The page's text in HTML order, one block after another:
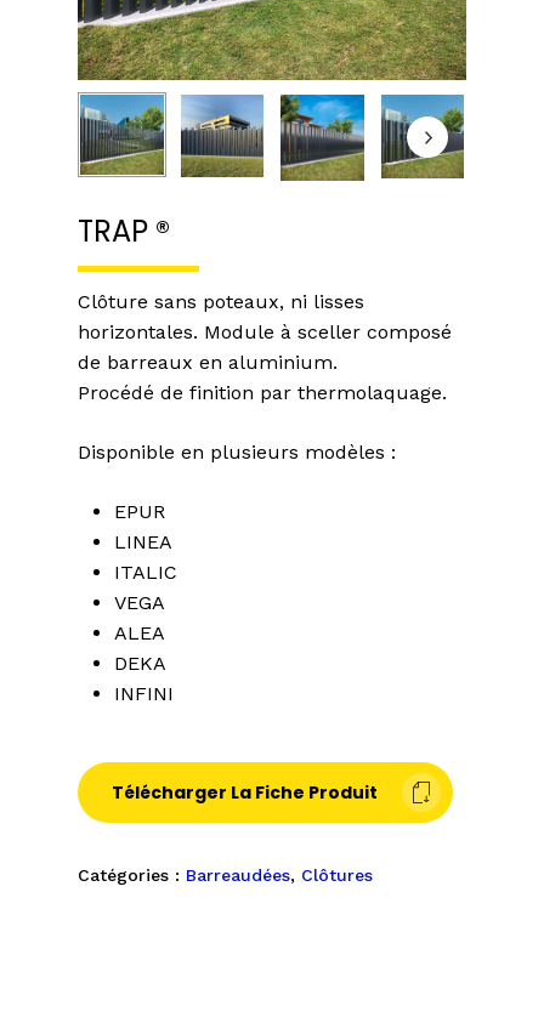
TRAP ®
Clôture sans poteaux, ni lisses
horizontales. Module à sceller composé
de barreaux en aluminium.
Procédé de finition par thermolaquage.
Disponible en plusieurs modèles :
EPUR
LINEA
ITALIC
VEGA
ALEA
DEKA
INFINI
Télécharger La Fiche Produit
Catégories : Barreaudées, Clôtures